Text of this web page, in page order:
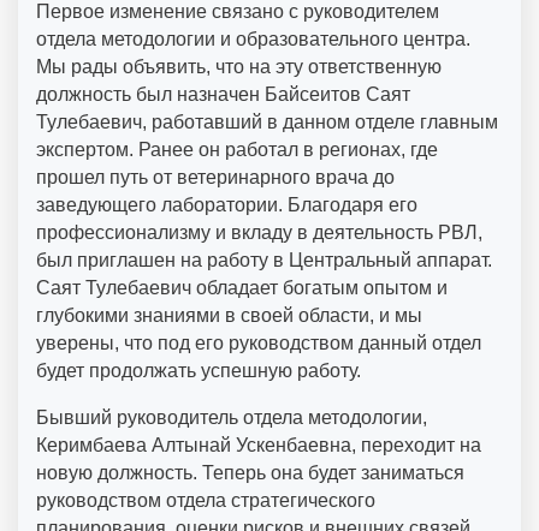
Первое изменение связано с руководителем
отдела методологии и образовательного центра.
Мы рады объявить, что на эту ответственную
должность был назначен Байсеитов Саят
Тулебаевич, работавший в данном отделе главным
экспертом. Ранее он работал в регионах, где
прошел путь от ветеринарного врача до
заведующего лаборатории. Благодаря его
профессионализму и вкладу в деятельность РВЛ,
был приглашен на работу в Центральный аппарат.
Саят Тулебаевич обладает богатым опытом и
глубокими знаниями в своей области, и мы
уверены, что под его руководством данный отдел
будет продолжать успешную работу.
Бывший руководитель отдела методологии,
Керимбаева Алтынай Ускенбаевна, переходит на
новую должность. Теперь она будет заниматься
руководством отдела стратегического